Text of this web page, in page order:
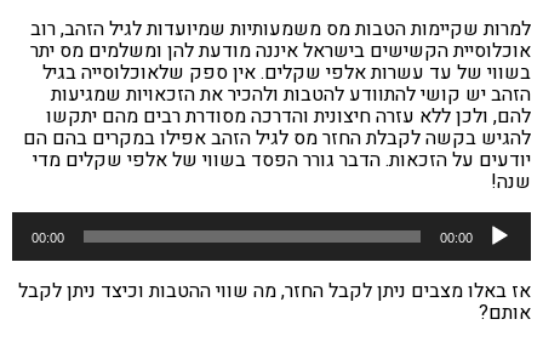
שקיימות הטבות מס משמעותיות שמיועדות לגיל הזהב, רוב
הקשישים בישראל איננה מודעת להן ומשלמים מס יתר
של עד עשרות אלפי שקלים. אין ספק שלאוכלוסייה בגיל
יש קושי להתוודע להטבות ולהכיר את הזכאויות שמגיעות
ולכן ללא עזרה חיצונית והדרכה מסודרת רבים מהם יתקשו
בקשה לקבלת החזר מס לגיל הזהב אפילו במקרים בהם הם
על הזכאות.הדבר גורר הפסד בשווי של אלפי שקלים מדי
00:00
מצבים ניתן לקבל החזר, מה שווי ההטבות וכיצד ניתן לקבל